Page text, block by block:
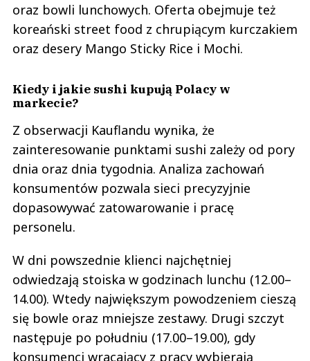
oraz bowli lunchowych. Oferta obejmuje też
koreański street food z chrupiącym kurczakiem
oraz desery Mango Sticky Rice i Mochi.
Kiedy i jakie sushi kupują Polacy w
markecie?
Z obserwacji Kauflandu wynika, że
zainteresowanie punktami sushi zależy od pory
dnia oraz dnia tygodnia. Analiza zachowań
konsumentów pozwala sieci precyzyjnie
dopasowywać zatowarowanie i pracę
personelu.
W dni powszednie klienci najchętniej
odwiedzają stoiska w godzinach lunchu (12.00–
14.00). Wtedy największym powodzeniem cieszą
się bowle oraz mniejsze zestawy. Drugi szczyt
następuje po południu (17.00–19.00), gdy
konsumenci wracający z pracy wybierają